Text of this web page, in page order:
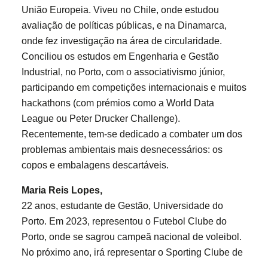
União Europeia. Viveu no Chile, onde estudou
avaliação de políticas públicas, e na Dinamarca,
onde fez investigação na área de circularidade.
Conciliou os estudos em Engenharia e Gestão
Industrial, no Porto, com o associativismo júnior,
participando em competições internacionais e muitos
hackathons (com prémios como a World Data
League ou Peter Drucker Challenge).
Recentemente, tem-se dedicado a combater um dos
problemas ambientais mais desnecessários: os
copos e embalagens descartáveis.
Maria Reis Lopes,
22 anos, estudante de Gestão, Universidade do
Porto. Em 2023, representou o Futebol Clube do
Porto, onde se sagrou campeã nacional de voleibol.
No próximo ano, irá representar o Sporting Clube de